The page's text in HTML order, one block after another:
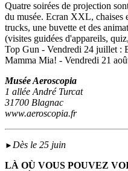
Quatre soirées de projection
du musée. Ecran XXL, chaises
trucks, une buvette et des
(visites guidées d'appareils,
Top Gun - Vendredi 24 juillet :
Mamma Mia! - Vendredi 21
Musée Aeroscopia
1 allée André Turcat
31700 Blagnac
www.aeroscopia.fr
► Dès le 25 juin
LÀ OÙ VOUS POUVEZ